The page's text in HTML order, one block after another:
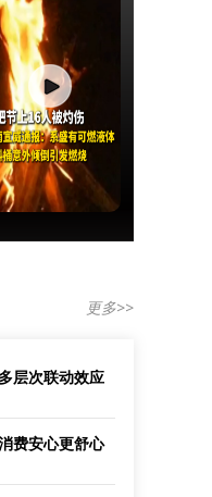
更多>>
层次联动效应
费安心更舒心